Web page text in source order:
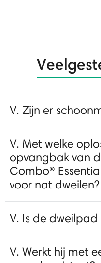
V. Zijn er
V. Met welke
opvangbak van
Combo®
voor nat dweilen?
V. Is de
V. Werkt hij met